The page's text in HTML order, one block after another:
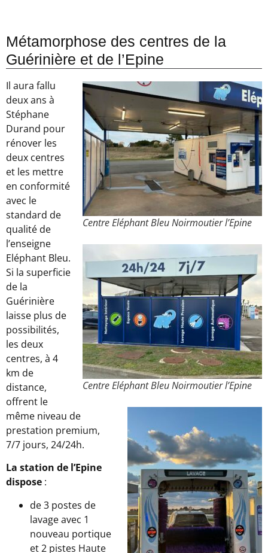
Métamorphose des centres de la
Guérinière et de l’Epine
Centre Eléphant Bleu Noirmoutier l’Epine
Centre Eléphant Bleu Noirmoutier l’Epine
Il aura fallu
deux ans à
Stéphane
Durand pour
rénover les
deux centres
et les mettre
en conformité
avec le
standard de
qualité de
l’enseigne
Eléphant Bleu.
Si la superficie
de la
Guérinière
laisse plus de
possibilités,
les deux
centres, à 4
km de
distance,
offrent le
même niveau de
prestation premium,
7/7 jours, 24/24h.
La station de l’Epine
dispose :
de 3 postes de
lavage avec 1
nouveau portique
et 2 pistes Haute